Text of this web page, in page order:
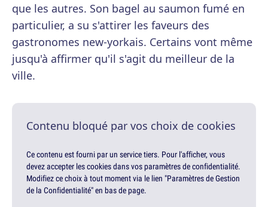
que les autres. Son bagel au saumon fumé en
particulier, a su s'attirer les faveurs des
gastronomes new-yorkais. Certains vont même
jusqu'à affirmer qu'il s'agit du meilleur de la
ville.
Contenu bloqué par vos choix de cookies
Ce contenu est fourni par un service tiers. Pour l'afficher, vous
devez accepter les cookies dans vos paramètres de confidentialité.
Modifiez ce choix à tout moment via le lien "Paramètres de Gestion
de la Confidentialité" en bas de page.